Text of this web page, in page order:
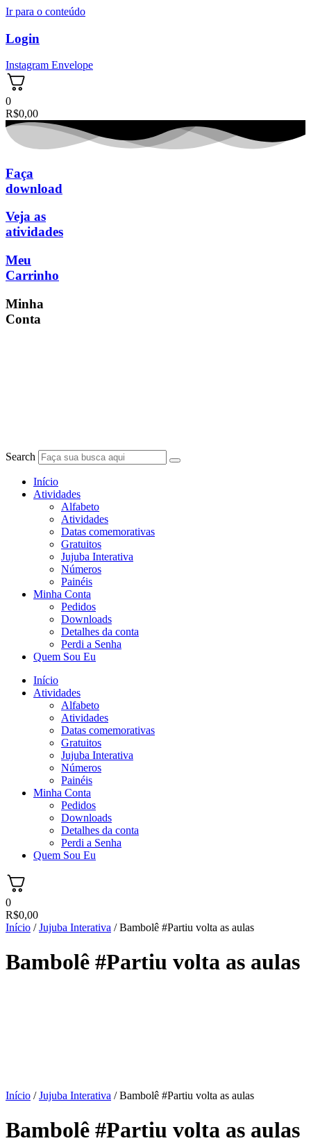
Ir para o conteúdo
Login
Instagram Envelope
0
R$0,00
Faça
download
Veja as
atividades
Meu
Carrinho
Minha
Conta
Search
Início
Atividades
Alfabeto
Atividades
Datas comemorativas
Gratuitos
Jujuba Interativa
Números
Painéis
Minha Conta
Pedidos
Downloads
Detalhes da conta
Perdi a Senha
Quem Sou Eu
Início
Atividades
Alfabeto
Atividades
Datas comemorativas
Gratuitos
Jujuba Interativa
Números
Painéis
Minha Conta
Pedidos
Downloads
Detalhes da conta
Perdi a Senha
Quem Sou Eu
0
R$0,00
Início /Jujuba Interativa / Bambolê #Partiu volta as aulas
Bambolê #Partiu volta as aulas
Início /Jujuba Interativa / Bambolê #Partiu volta as aulas
Bambolê #Partiu volta as aulas